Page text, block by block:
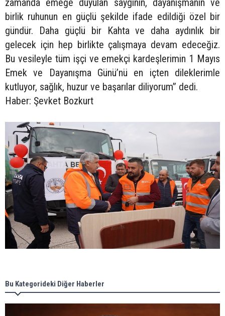
zamanda emeğe duyulan saygının, dayanışmanın ve
birlik ruhunun en güçlü şekilde ifade edildiği özel bir
gündür. Daha güçlü bir Kahta ve daha aydınlık bir
gelecek için hep birlikte çalışmaya devam edeceğiz.
Bu vesileyle tüm işçi ve emekçi kardeşlerimin 1 Mayıs
Emek ve Dayanışma Günü’nü en içten dileklerimle
kutluyor, sağlık, huzur ve başarılar diliyorum” dedi.
Haber: Şevket Bozkurt
Bu Kategorideki Diğer Haberler